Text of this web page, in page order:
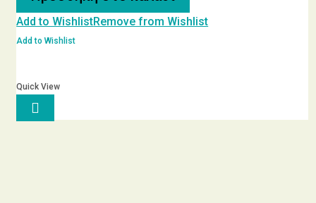
ποσότητα
Add to WishlistRemove from Wishlist
Add to Wishlist
Quick View
